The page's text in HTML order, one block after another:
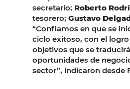
secretario; Roberto
tesorero; Gustavo
“Confiamos en que se
ciclo exitoso, con el
objetivos que se
oportunidades de
sector”, indicaron desde